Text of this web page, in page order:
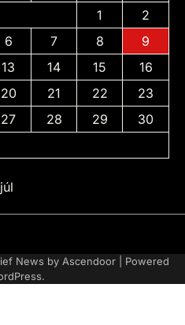
1
2
6 7 8
9
13 14 15
16
20 21 22
23
27 28 29
30
irányelvek
News by Ascendoor | Powered
.